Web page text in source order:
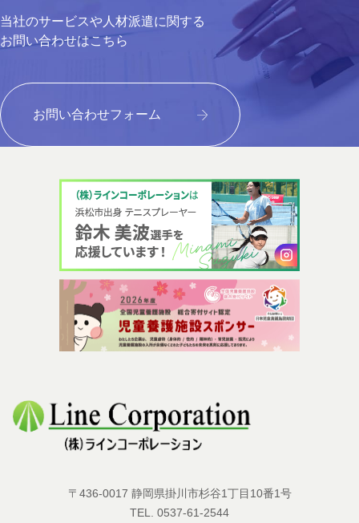
当社のサービスや人材派遣に関する
お問い合わせはこちら
お問い合わせフォーム
〒436-0017 静岡県掛川市杉谷1丁目10番1号
TEL. 0537-61-2544